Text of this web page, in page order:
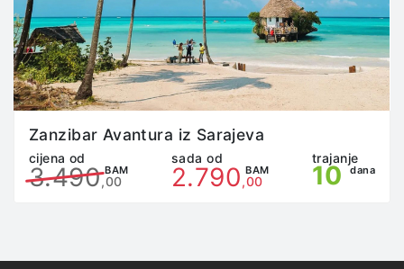
posljedice.
Putnik koji svojim neadekvatnim ponašanjem
uznemirava druge putnike ili ometa vozače i pratioca
u poslu, bit će odmah isključen sa putovanja i sva
odgovornost prelazi na njega bez prava na žalbu i
povrat novca.
strane predstavnika agencije na putovanju, u
suprotnom predstavnik agencije ima pravo da putnika
isključi sa putovanja.
Zanzibar Avantura iz Sarajeva
cijena od
3.490 BAM
,00
sada od
2.790 BAM
,00
trajanje
10 dana